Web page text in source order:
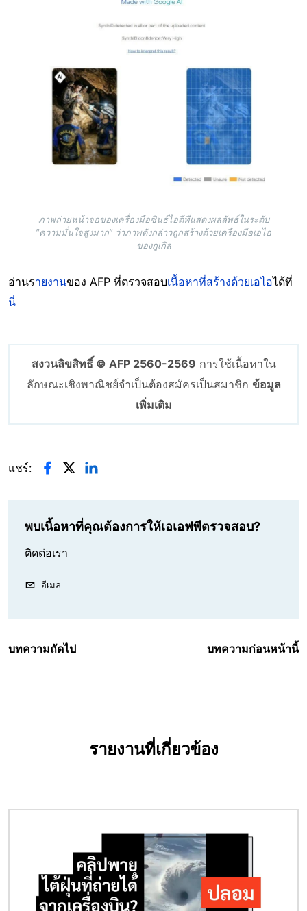
ภาพถ่ายหน้าจอของเครื่องมือซินธ์ไอดีที่แสดงผลลัพธ์ในระดับ
“ความมั่นใจสูงมาก” ว่าภาพดังกล่าวถูกสร้างด้วยเครื่องมือเอไอ
ของกูเกิล
อ่านรายงานของ AFP ที่ตรวจสอบเนื้อหาที่สร้างด้วยเอไอได้ที่
นี่
สงวนลิขสิทธิ์ © AFP 2560-2569 การใช้เนื้อหาใน
ลักษณะเชิงพาณิชย์จำเป็นต้องสมัครเป็นสมาชิก ข้อมูล
เพิ่มเติม
แชร์:
พบเนื้อหาที่คุณต้องการให้เอเอฟพีตรวจสอบ?
ติดต่อเรา
อีเมล
บทความถัดไป บทความก่อนหน้านี้
รายงานที่เกี่ยวข้อง